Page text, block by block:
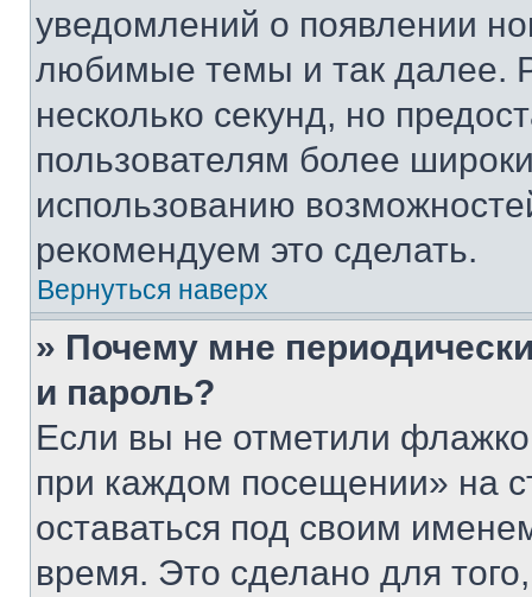
уведомлений о появлении
любимые темы и так далее.
несколько секунд, но
пользователям более
использованию
рекомендуем это сделать.
Вернуться наверх
» Почему мне
и пароль?
Если вы не отметили
при каждом посещении» на
оставаться под своим
время. Это сделано для